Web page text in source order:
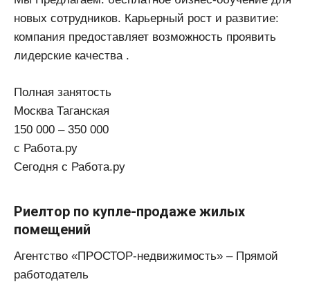
новых сотрудников. Карьерный рост и развитие:
компания предоставляет возможность проявить
лидерские качества .
Полная занятость
Москва Таганская
150 000 – 350 000
с Работа.ру
Сегодня с Работа.ру
Риелтор по купле-продаже жилых
помещений
Агентство «ПРОСТОР-недвижимость» – Прямой
работодатель